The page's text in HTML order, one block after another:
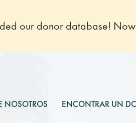
our donor database!
NOSOTROS ENCONTRAR UN